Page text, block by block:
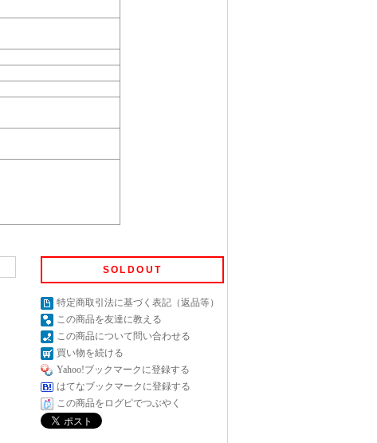
SOLDOUT
特定商取引法に基づく表記（返品等）
この商品を友達に教える
この商品について問い合わせる
買い物を続ける
Yahoo!ブックマークに登録する
はてなブックマークに登録する
この商品をログピでつぶやく